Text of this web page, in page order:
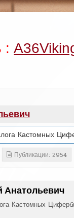
:
Кастомных
Публикации: 2954
Анатольевич
Кастомных